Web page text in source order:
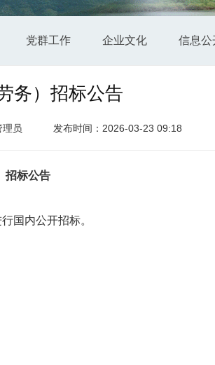
党群工作 企业文化 信息公
务）招标公告
理员 发布时间：2026-03-23 09:18
招标公告
国内公开招标。